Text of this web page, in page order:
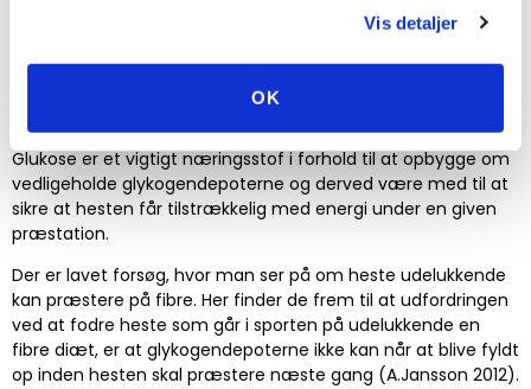
Vis detaljer
OK
I muskler fungerer glykogen som et energidepot, som
forsyner muskelcellernes energiproduktion, så musklerne kan
Glukose er et vigtigt næringsstof i forhold til at opbygge om
vedligeholde glykogendepoterne og derved være med til at
sikre at hesten får tilstrækkelig med energi under en given
præstation.
Der er lavet forsøg, hvor man ser på om heste udelukkende
kan præstere på fibre. Her finder de frem til at udfordringen
ved at fodre heste som går i sporten på udelukkende en
fibre diæt, er at glykogendepoterne ikke kan når at blive fyldt
op inden hesten skal præstere næste gang (A.Jansson 2012).